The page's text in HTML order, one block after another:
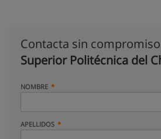
Contacta sin
Superior Politécnica del
NOMBRE
APELLIDOS